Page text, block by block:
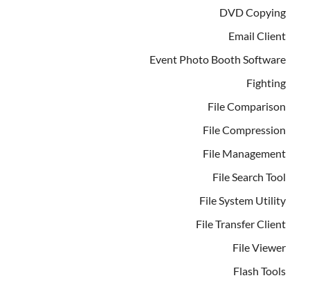
DVD Copying
Email Client
Event Photo Booth Software
Fighting
File Comparison
File Compression
File Management
File Search Tool
File System Utility
File Transfer Client
File Viewer
Flash Tools